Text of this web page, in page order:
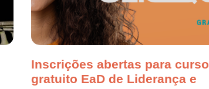
Inscrições abertas para curso
gratuito EaD de Liderança e